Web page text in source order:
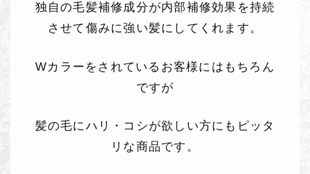
独自の毛髪補修成分が内部補修効果を持続
させて傷みに強い髪にしてくれます。
Wカラーをされているお客様にはもちろん
ですが
髪の毛にハリ・コシが欲しい方にもピッタ
リな商品です。